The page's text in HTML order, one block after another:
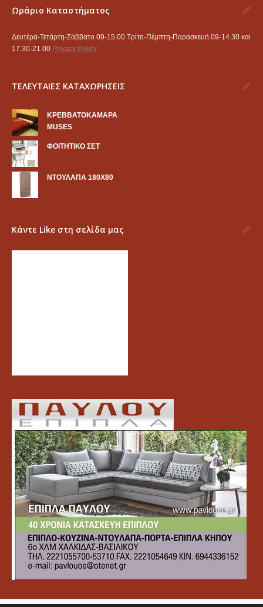
Ωράριο Καταστήματος
Δευτέρα-Τετάρτη-Σάββατο 09-15.00 Τρίτη-Πέμπτη-Παρασκευή 09-14.30 και
17.30-21.00 Privacy Policy
ΤΕΛΕΥΤΑΙΕΣ ΚΑΤΑΧΩΡΗΣΕΙΣ
KΡΕΒΒΑΤΟΚΑΜΑΡΑ
MUSES
ΦΟΙΤΗΤΙΚΟ ΣΕΤ
ΝΤΟΥΛΑΠΑ 180Χ80
Κάντε Like στη σελίδα μας